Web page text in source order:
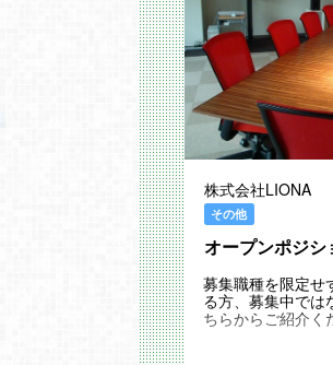
株式会社LIONA
その他
オープンポジシ
募集職種を限定せ
る方、募集中では
ちらからご紹介く